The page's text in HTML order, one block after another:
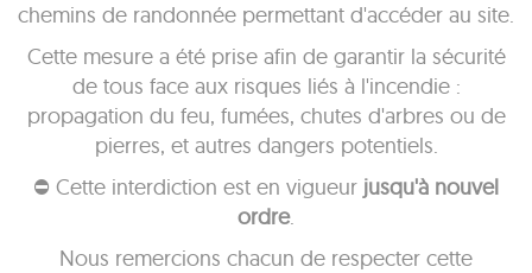
chemins de randonnée permettant d'accéder au site.
Cette mesure a été prise afin de garantir la sécurité
de tous face aux risques liés à l'incendie :
propagation du feu, fumées, chutes d'arbres ou de
pierres, et autres dangers potentiels.
⛔ Cette interdiction est en vigueur jusqu'à nouvel
ordre.
Nous remercions chacun de respecter cette